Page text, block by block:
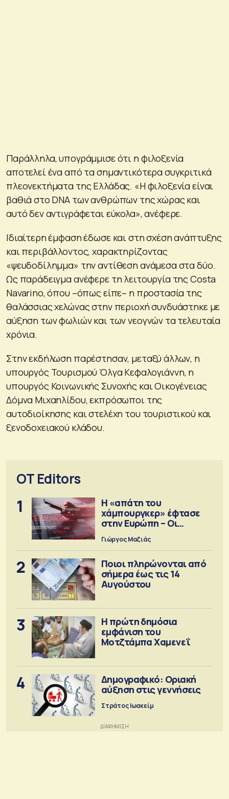
Παράλληλα, υπογράμμισε ότι η φιλοξενία
αποτελεί ένα από τα σημαντικότερα συγκριτικά
πλεονεκτήματα της Ελλάδας. «Η φιλοξενία είναι
βαθιά στο DNA των ανθρώπων της χώρας και
αυτό δεν αντιγράφεται εύκολα», ανέφερε.
Ιδιαίτερη έμφαση έδωσε και στη σχέση ανάπτυξης
και περιβάλλοντος, χαρακτηρίζοντας
«ψευδοδίλημμα» την αντίθεση ανάμεσα στα δύο.
Ως παράδειγμα ανέφερε τη λειτουργία της Costa
Navarino, όπου –όπως είπε– η προστασία της
θαλάσσιας χελώνας στην περιοχή συνδυάστηκε με
αύξηση των φωλιών και των νεογνών τα τελευταία
χρόνια.
Στην εκδήλωση παρέστησαν, μεταξύ άλλων, η
υπουργός Τουρισμού Όλγα Κεφαλογιάννη, η
υπουργός Κοινωνικής Συνοχής και Οικογένειας
Δόμνα Μιχαηλίδου, εκπρόσωποι της
αυτοδιοίκησης και στελέχη του τουριστικού και
ξενοδοχειακού κλάδου.
OT Editors
1
Η «απάτη του
χάμπουργκερ» έφτασε
στην Ευρώπη – Οι
προειδοποιήσεις
Γιώργος Μαζιάς
2
Ποιοι πληρώνονται από
σήμερα έως τις 14
Αυγούστου
3
Η πρώτη δημόσια
εμφάνιση του
Μοτζτάμπα Χαμενεΐ
4
Δημογραφικό: Οριακή
αύξηση στις γεννήσεις
Στράτος Ιωακείμ